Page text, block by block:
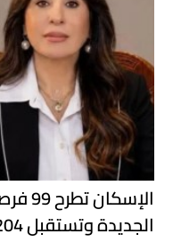
الجديدة وتستقبل 204 طلبات أجنبية